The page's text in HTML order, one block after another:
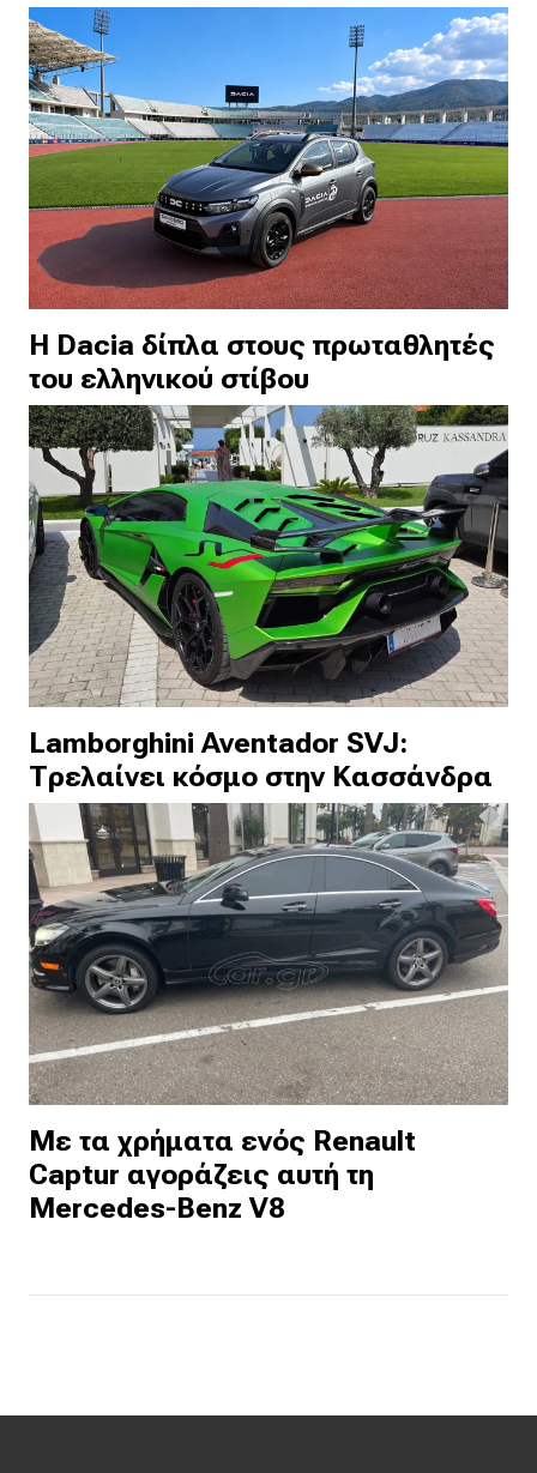
H Dacia δίπλα στους πρωταθλητές
του ελληνικού στίβου
Lamborghini Aventador SVJ:
Τρελαίνει κόσμο στην Κασσάνδρα
Με τα χρήματα ενός Renault
Captur αγοράζεις αυτή τη
Mercedes-Benz V8